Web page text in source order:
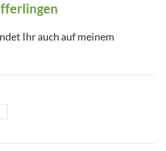
Ihr auch auf meinem